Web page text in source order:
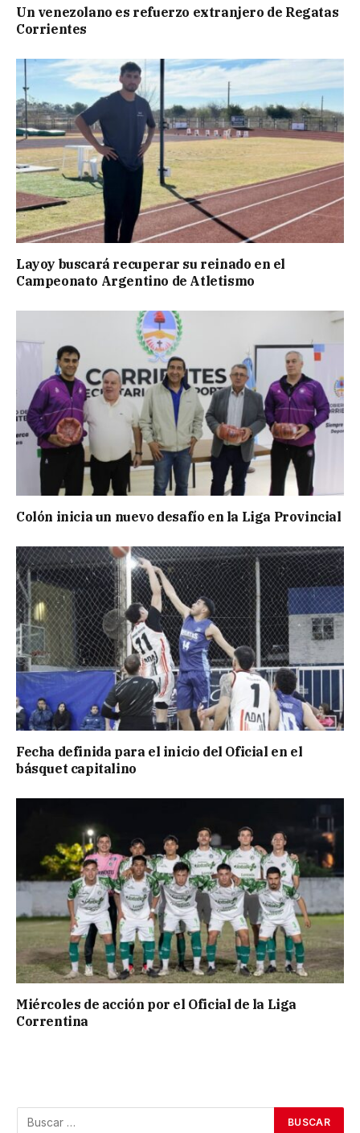
Un venezolano es refuerzo extranjero de Regatas
Corrientes
Layoy buscará recuperar su reinado en el
Campeonato Argentino de Atletismo
Colón inicia un nuevo desafío en la Liga Provincial
Fecha definida para el inicio del Oficial en el
básquet capitalino
Miércoles de acción por el Oficial de la Liga
Correntina